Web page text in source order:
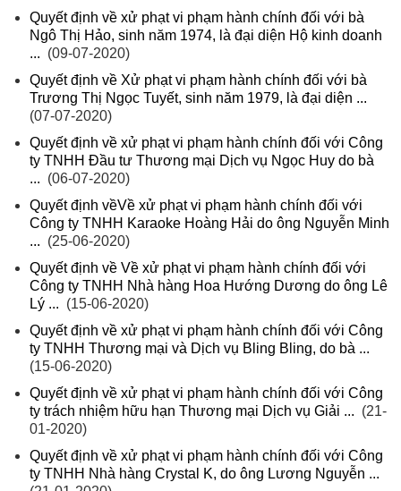
Quyết định về xử phạt vi phạm hành chính đối với bà
Ngô Thị Hảo, sinh năm 1974, là đại diện Hộ kinh doanh
... (09-07-2020)
Quyết định về Xử phạt vi phạm hành chính đối với bà
Trương Thị Ngọc Tuyết, sinh năm 1979, là đại diện ...
(07-07-2020)
Quyết định về xử phạt vi phạm hành chính đối với Công
ty TNHH Đầu tư Thương mại Dịch vụ Ngọc Huy do bà
... (06-07-2020)
Quyết định vềVề xử phạt vi phạm hành chính đối với
Công ty TNHH Karaoke Hoàng Hải do ông Nguyễn Minh
... (25-06-2020)
Quyết định về Về xử phạt vi phạm hành chính đối với
Công ty TNHH Nhà hàng Hoa Hướng Dương do ông Lê
Lý ... (15-06-2020)
Quyết định về xử phạt vi phạm hành chính đối với Công
ty TNHH Thương mại và Dịch vụ Bling Bling, do bà ...
(15-06-2020)
Quyết định về xử phạt vi phạm hành chính đối với Công
ty trách nhiệm hữu hạn Thương mại Dịch vụ Giải ... (21-
01-2020)
Quyết định về xử phạt vi phạm hành chính đối với Công
ty TNHH Nhà hàng Crystal K, do ông Lương Nguyễn ...